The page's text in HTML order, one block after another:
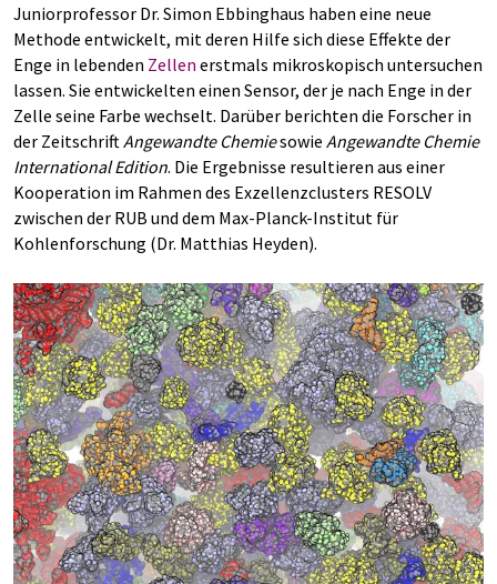
Juniorprofessor Dr. Simon Ebbinghaus haben eine neue
Methode entwickelt, mit deren Hilfe sich diese Effekte der
Enge in lebenden Zellen erstmals mikroskopisch untersuchen
lassen. Sie entwickelten einen Sensor, der je nach Enge in der
Zelle seine Farbe wechselt. Darüber berichten die Forscher in
der ZeitschriftAngewandte Chemiesowie Angewandte Chemie
International Edition. Die Ergebnisse resultieren aus einer
Kooperation im Rahmen des Exzellenzclusters RESOLV
zwischen der RUB und dem Max-Planck-Institut für
Kohlenforschung (Dr. Matthias Heyden).